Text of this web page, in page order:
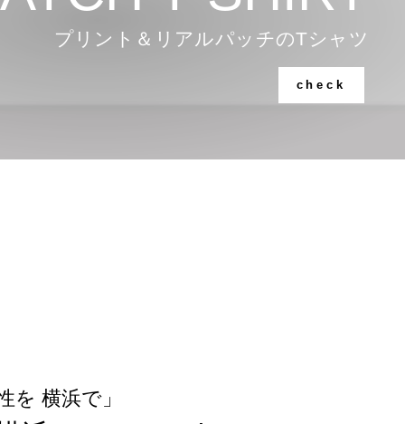
プリント＆リアルパッチのTシャツ
check
を 横浜で」